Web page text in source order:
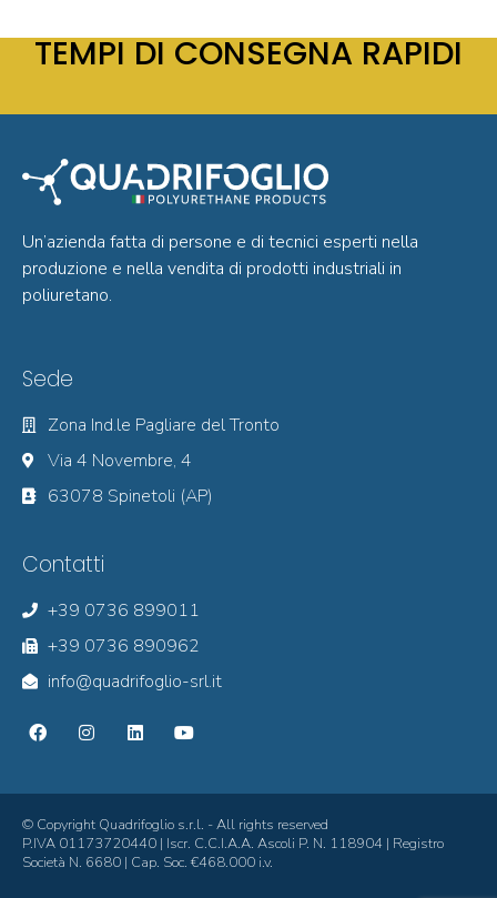
TEMPI DI CONSEGNA RAPIDI
Un’azienda fatta di persone e di tecnici esperti nella
produzione e nella vendita di prodotti industriali in
poliuretano.
Sede
Zona Ind.le Pagliare del Tronto
Via 4 Novembre, 4
63078 Spinetoli (AP)
Contatti
+39 0736 899011
+39 0736 890962
info@quadrifoglio-srl.it
© Copyright Quadrifoglio s.r.l. - All rights reserved
P.IVA 01173720440 | Iscr. C.C.I.A.A. Ascoli P. N. 118904 | Registro
Società N. 6680 | Cap. Soc. €468.000 i.v.